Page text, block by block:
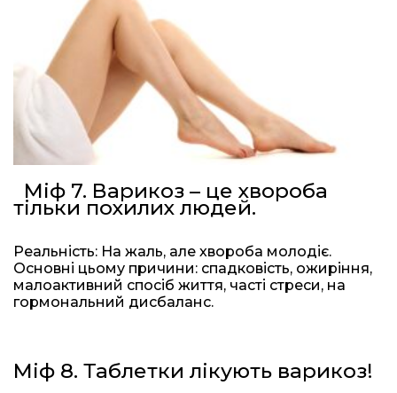
Міф 7. Варикоз – це хвороба
тільки похилих людей.
Реальність: На жаль, але хвороба молодіє.
Основні цьому причини: спадковість, ожиріння,
малоактивний спосіб життя, часті стреси, на
гормональний дисбаланс.
Міф 8. Таблетки лікують варикоз!